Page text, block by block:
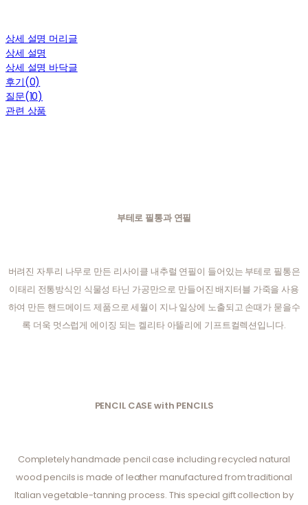
상세 설명 머리글
상세 설명
상세 설명 바닥글
후기(0)
질문(10)
관련 상품
부테로 필통과 연필
버려진 자투리 나무로 만든 리사이클 내추럴 연필이 들어있는 부테로 필통은
이태리 전통방식인 식물성 타닌 가공만으로 만들어진 배지터블 가죽을 사용
하여 만든 핸드메이드 제품으로 세월이 지나 일상에 노출되고 손때가 묻을수
록 더욱 멋스럽게 에이징 되는 켈리타 아뜰리에 기프트컬렉션입니다.
PENCIL CASE with PENCILS
Completely handmade pencil case including recycled natural
wood pencils is made of leather manufactured from traditional
Italian vegetable-tanning process. This special gift collection by